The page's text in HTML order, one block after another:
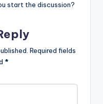
start the discussion?
Required fields
*